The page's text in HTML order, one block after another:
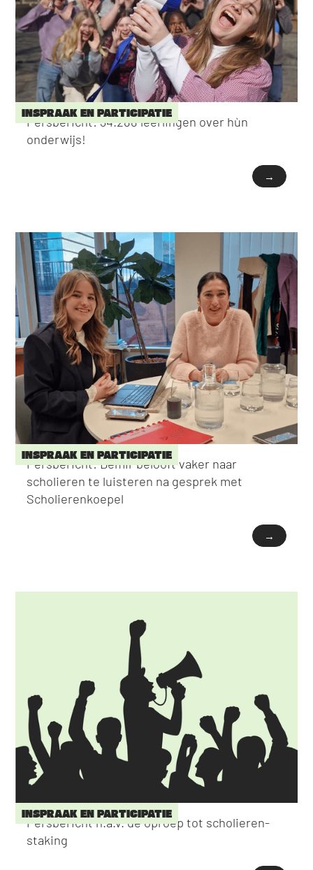
INSPRAAK EN PARTICIPATIE
Persbericht: 34.288 leerlingen over hùn
onderwijs!
→
INSPRAAK EN PARTICIPATIE
Persbericht: Demir belooft vaker naar
scholieren te luisteren na gesprek met
Scholierenkoepel
→
INSPRAAK EN PARTICIPATIE
Persbericht n.a.v. de oproep tot scholieren-
staking